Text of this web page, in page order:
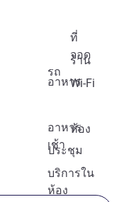
ที่
จอด
รถ
ร้าน
อาหารWi-Fi
อาหาร
เช้า
ห้อง
ประชุม
บริการใน
ห้อง